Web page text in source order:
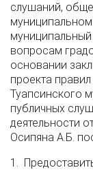
слушаний,
вопросам
основании
проекта
Туапсинского
публичных
деятельности
Осипяна А.Б.
1.